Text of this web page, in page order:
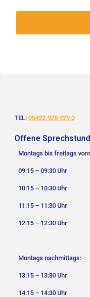
TEL: 05422.928 929 0
Offene
Montags bis freitags
09:15 – 09:30 Uhr
10:15 – 10:30 Uhr
11:15 – 11:30 Uhr
12:15 – 12:30 Uhr
Montags nachmittags:
13:15 – 13:30 Uhr
14:15 – 14:30 Uhr